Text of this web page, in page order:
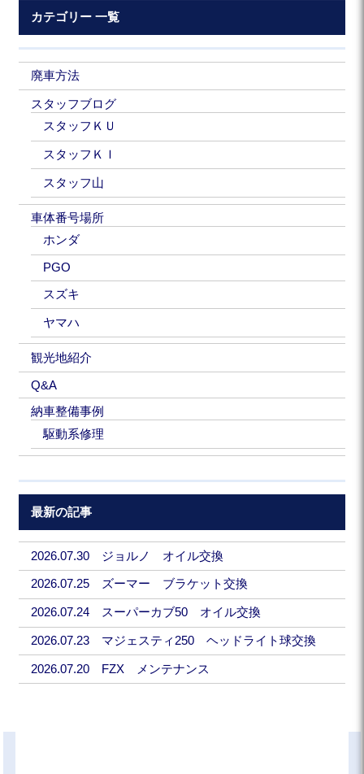
カテゴリー 一覧
廃車方法
スタッフブログ
スタッフＫＵ
スタッフＫＩ
スタッフ山
車体番号場所
ホンダ
PGO
スズキ
ヤマハ
観光地紹介
Q&A
納車整備事例
駆動系修理
最新の記事
2026.07.30 ジョルノ オイル交換
2026.07.25 ズーマー ブラケット交換
2026.07.24 スーパーカブ50 オイル交換
2026.07.23 マジェスティ250 ヘッドライト球交換
2026.07.20 FZX メンテナンス